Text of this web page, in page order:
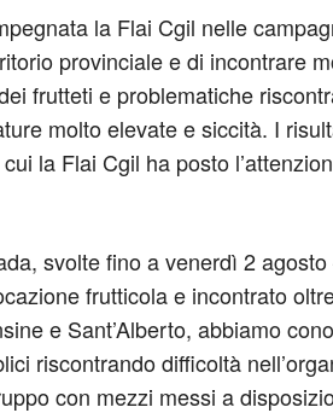
la Flai Cgil nelle
provinciale e di incontrare
frutteti e problematiche
molto elevate e siccità. I
la Flai Cgil ha posto
svolte fino a venerdì 2
frutticola e incontrato
e Sant’Alberto, abbiamo
riscontrando difficoltà
con mezzi messi a